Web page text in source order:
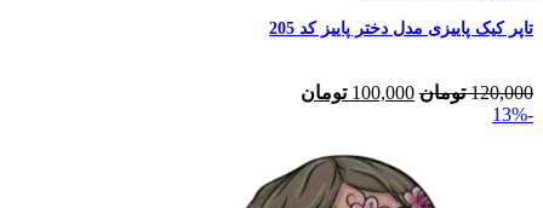
تاپر کیک پاییزی مدل دختر پاییز کد 205
120,000 تومان 100,000 تومان
-13%